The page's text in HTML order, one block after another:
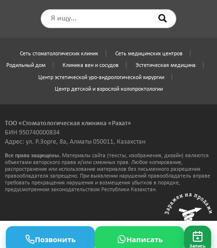
Сеть стоматологических клиник Сеть медицинских центров
Родильный дом Клиника вен и сосудов Эстетическая медицина
Центр эстетической уро-андрологической хирургии
Центр детской и взрослой колопроктологии
ТОО «Стоматологическая клиника «Рахат»
БИН 950740000834
Адрес: ул. Р.Зорге, 8а, Алматы 050011, Казахстан
Все права защищены. Материалы сайта (тексты, изображения, дизайн) являются
объектами авторского права и/или смежных прав. Любое копирование,
распространение или использование материалов без письменного разрешения
правообладателя запрещено. При выявлении нарушений правообладатель вправе
требовать прекращения нарушения и возмещения убытков в порядке,
предусмотренном законодательством Республики Казахстан.
Позвонить Написать
Запись